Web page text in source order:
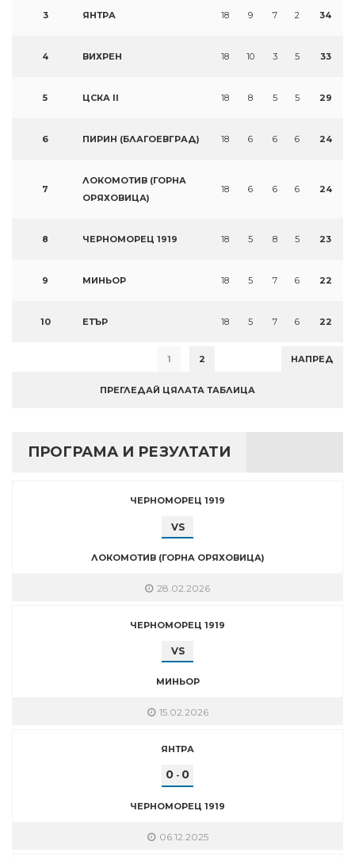
3 ЯНТРА 18 9 7 2 34
4 ВИХРЕН 18 10 3 5 33
5 ЦСКА II 18 8 5 5 29
6 ПИРИН (БЛАГОЕВГРАД) 18 6 6 6 24
7
ЛОКОМОТИВ (ГОРНА
ОРЯХОВИЦА)
18 6 6 6 24
8 ЧЕРНОМОРЕЦ 1919 18 5 8 5 23
9 МИНЬОР 18 5 7 6 22
10 ЕТЪР 18 5 7 6 22
1 2 НАПРЕД
ПРЕГЛЕДАЙ ЦЯЛАТА ТАБЛИЦА
ПРОГРАМА И РЕЗУЛТАТИ
ЧЕРНОМОРЕЦ 1919
VS
ЛОКОМОТИВ (ГОРНА ОРЯХОВИЦА)
28.02.2026
ЧЕРНОМОРЕЦ 1919
VS
МИНЬОР
15.02.2026
ЯНТРА
0 - 0
ЧЕРНОМОРЕЦ 1919
06.12.2025